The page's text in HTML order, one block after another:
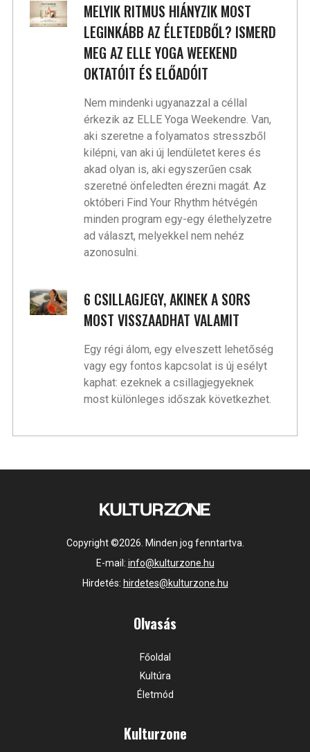
MELYIK RITMUS HIÁNYZIK MOST
LEGINKÁBB AZ ÉLETEDBŐL? ISMERD
MEG AZ ELLE YOGA WEEKEND
OKTATÓIT ÉS ELŐADÓIT
Nem mindenki ugyanazzal a céllal
érkezik az ELLE Yoga Weekendre. Van,
aki szeretne a folyamatos stresszből
kilépni, van aki új lendületet keres és
akad olyan is, aki egyszerűen csak
szeretné önfeledten érezni magát. Az
októberi Find Your Rhythm hétvégén
minden program egy-egy élethelyzetre
ad választ, melyekkel nem nehéz
azonosulni.
6 CSILLAGJEGY, AKINEK A SORS
MOST VISSZAADHAT VALAMIT
Egy régi álom, egy elveszett lehetőség
vagy egy fontos kapcsolat is új esélyt
kaphat: ezeknek a csillagjegyeknek
most különleges időszak következhet.
Copyright ©2026. Minden jog fenntartva.
E-mail: info@kulturzone.hu
Hirdetés: hirdetes@kulturzone.hu
Olvasás
Főoldal
Kultúra
Életmód
Kulturzone